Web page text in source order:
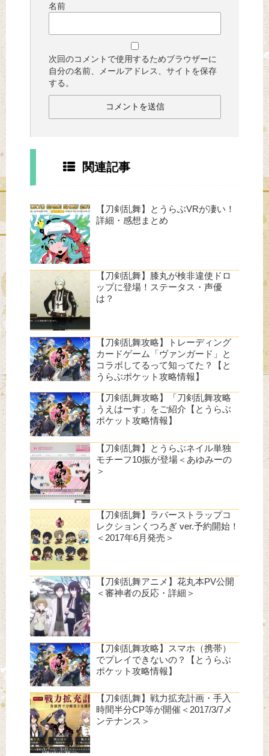
名前
次回のコメントで使用するためブラウザーに
自分の名前、メールアドレス、サイトを保存
する。
関連記事
【刀剣乱舞】とうらぶVRが凄い！
詳細・感想まとめ
【刀剣乱舞】膝丸が検非違使ドロ
ップに登場！ステータス・声優
は？
【刀剣乱舞攻略】トレーディング
カードゲーム「ヴァンガード」と
コラボしてるって知ってた？【と
うらぶポケット攻略情報】
【刀剣乱舞攻略】「刀剣乱舞攻略
うえはーす」をご紹介【とうらぶ
ポケット攻略情報】
【刀剣乱舞】とうらぶネイル単独
モチーフ10振が登場＜あゆみーの
＞
【刀剣乱舞】ラバーストラップコ
レクションくつろぎ ver.予約開始！
＜2017年6月発売＞
【刀剣乱舞アニメ】花丸本PV公開
＜審神者の反応・詳細＞
【刀剣乱舞攻略】スマホ（携帯）
でプレイできないの？【とうらぶ
ポケット攻略情報】
【刀剣乱舞】戦力拡充計画・手入
時間半分CP等が開催＜2017/3/7メ
ンテナンス＞